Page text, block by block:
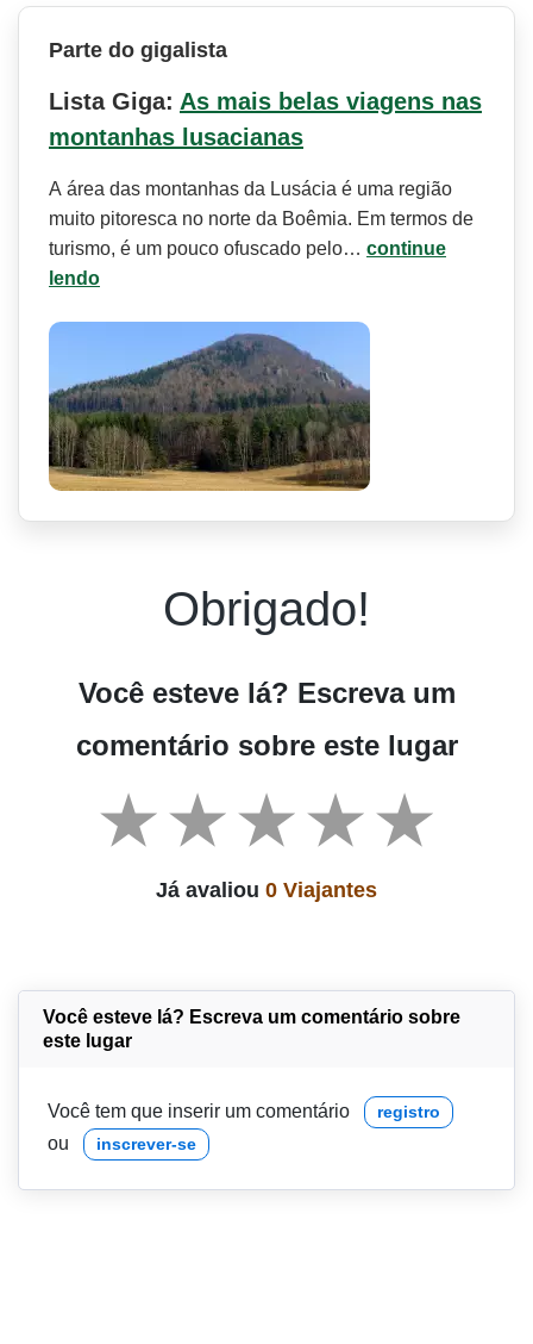
Parte do gigalista
Lista Giga: As mais belas viagens nas
montanhas lusacianas
A área das montanhas da Lusácia é uma região
muito pitoresca no norte da Boêmia. Em termos de
turismo, é um pouco ofuscado pelo… continue
lendo
Obrigado!
Você esteve lá? Escreva um
comentário sobre este lugar
Já avaliou 0 Viajantes
Você esteve lá? Escreva um comentário sobre
este lugar
Você tem que inserir um comentário registro
ou inscrever-se